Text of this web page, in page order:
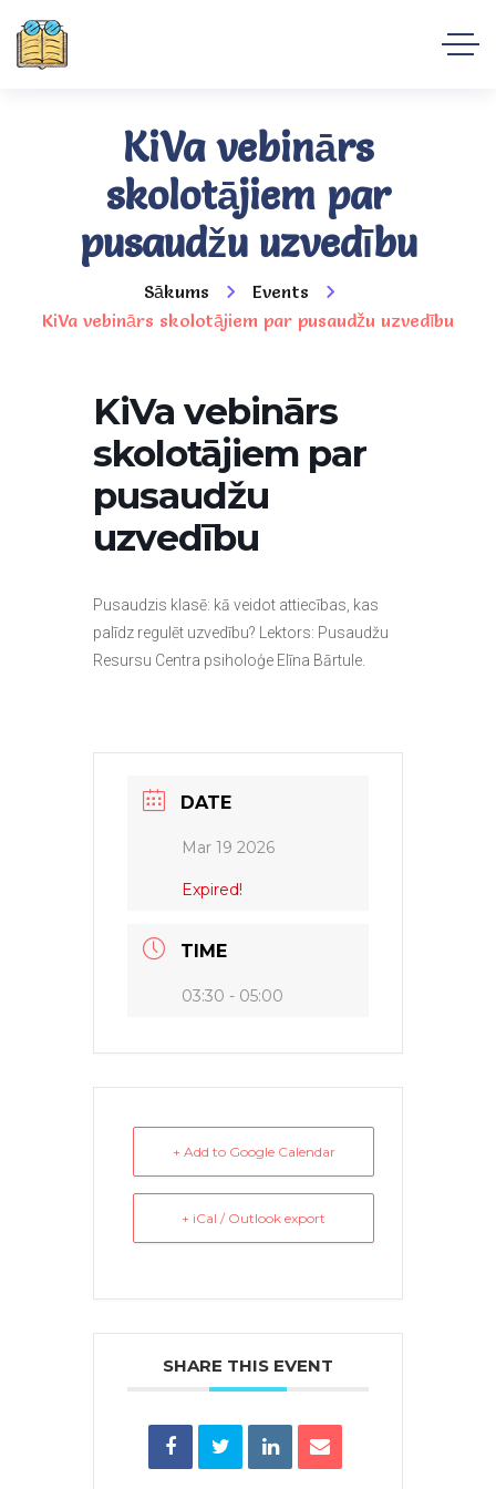
KiVa vebinārs
skolotājiem par
pusaudžu uzvedību
Sākums
Events
KiVa vebinārs skolotājiem par pusaudžu uzvedību
KiVa vebinārs
skolotājiem par
pusaudžu
uzvedību
Pusaudzis klasē: kā veidot attiecības, kas
palīdz regulēt uzvedību? Lektors: Pusaudžu
Resursu Centra psiholoģe Elīna Bārtule.
DATE
Mar 19 2026
Expired!
TIME
03:30 - 05:00
+ Add to Google Calendar
+ iCal / Outlook export
SHARE THIS EVENT